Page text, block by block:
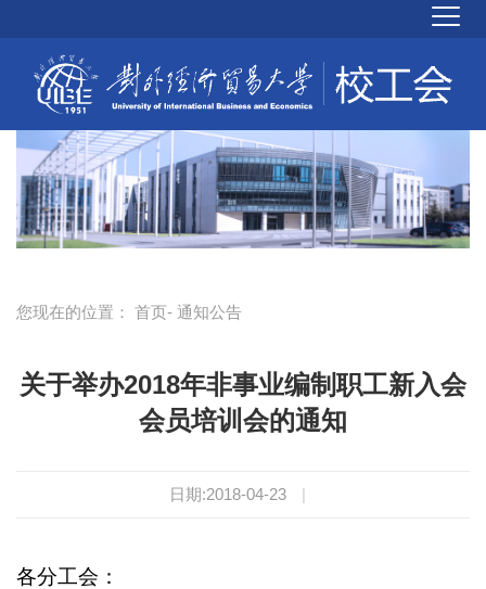
您现在的位置： 首页- 通知公告
关于举办2018年非事业编制职工新入会
会员培训会的通知
日期:2018-04-23 |
各分工会：